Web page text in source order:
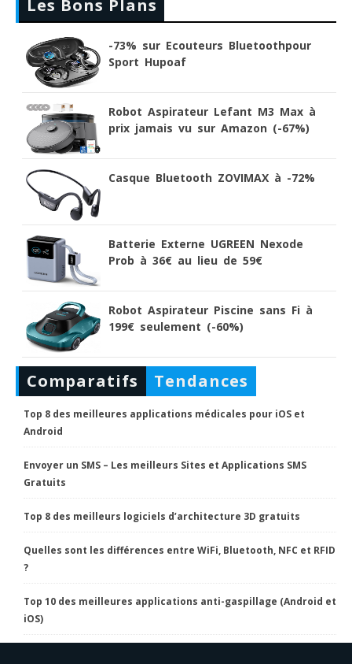
Les Bons Plans
-73% sur Ecouteurs Bluetoothpour
Sport Hupoaf
Robot Aspirateur Lefant M3 Max à
prix jamais vu sur Amazon (-67%)
Casque Bluetooth ZOVIMAX à -72%
Batterie Externe UGREEN Nexode
Prob à 36€ au lieu de 59€
Robot Aspirateur Piscine sans Fi à
199€ seulement (-60%)
Comparatifs Tendances
Top 8 des meilleures applications médicales pour iOS et
Android
Envoyer un SMS – Les meilleurs Sites et Applications SMS
Gratuits
Top 8 des meilleurs logiciels d’architecture 3D gratuits
Quelles sont les différences entre WiFi, Bluetooth, NFC et RFID
?
Top 10 des meilleures applications anti-gaspillage (Android et
iOS)